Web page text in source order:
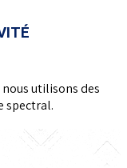
nous utilisons des
spectral.